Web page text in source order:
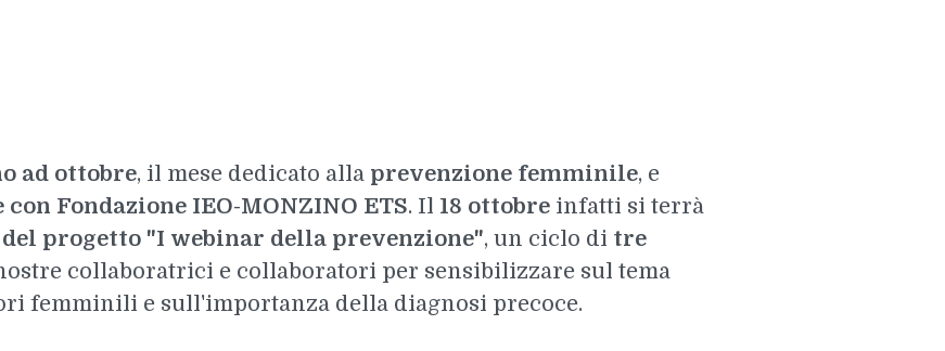
ad ottobre, il mese dedicato alla prevenzione femminile, e
Fondazione IEO-MONZINO ETS. Il 18 ottobreinfatti si terrà
progetto "I webinar della prevenzione", un ciclo di tre
collaboratrici e collaboratori per sensibilizzare sul tema
femminili e sull'importanza della diagnosi precoce.